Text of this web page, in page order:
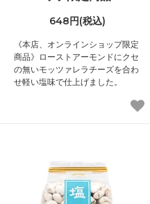
648円(税込)
《本店、オンラインショップ限定
商品》ローストアーモンドにクセ
の無いモッツァレラチーズを合わ
せ軽い塩味で仕上げました。